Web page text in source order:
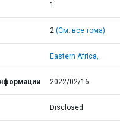
1
2 (См. все тома)
Eastern Africa,
2022/02/16
Disclosed